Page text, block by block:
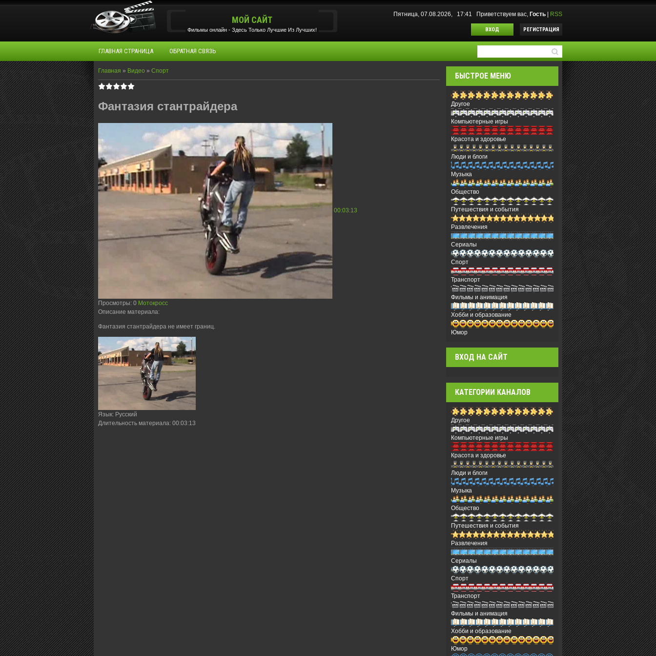
МОЙ САЙТ
Фильмы oнлайн - Здесь Только Лучшие Из Лучших!
Пятница, 07.08.2026, 17:41 Приветствуем вас, Гость RSS
ВХОД РЕГИСТРАЦИЯ
ГЛАВНАЯ СТРАНИЦА ОБРАТНАЯ СВЯЗЬ
Главная » Видео » Спорт
Фантазия стантрайдера
00:03:13
Просмотры: 0 Мотокросс
Описание материала:
Фантазия стантрайдера не имеет границ.
Язык: Русский
Длительность материала: 00:03:13
БЫСТРОЕ МЕНЮ
Другое
Компьютерные игры
Красота и здоровье
Люди и блоги
Музыка
Общество
Путешествия и события
Развлечения
Сериалы
Спорт
Транспорт
Фильмы и анимация
Хобби и образование
Юмор
ВХОД НА САЙТ
КАТЕГОРИИ КАНАЛОВ
Другое
Компьютерные игры
Красота и здоровье
Люди и блоги
Музыка
Общество
Путешествия и события
Развлечения
Сериалы
Спорт
Транспорт
Фильмы и анимация
Хобби и образование
Юмор